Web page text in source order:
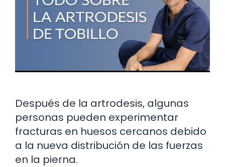
Después de la artrodesis, algunas
personas pueden experimentar
fracturas en huesos cercanos debido
a la nueva distribución de las fuerzas
en la pierna.